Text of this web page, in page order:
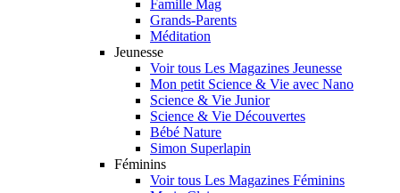
Famille Mag
Grands-Parents
Méditation
Jeunesse
Voir tous Les Magazines Jeunesse
Mon petit Science & Vie avec Nano
Science & Vie Junior
Science & Vie Découvertes
Bébé Nature
Simon Superlapin
Féminins
Voir tous Les Magazines Féminins